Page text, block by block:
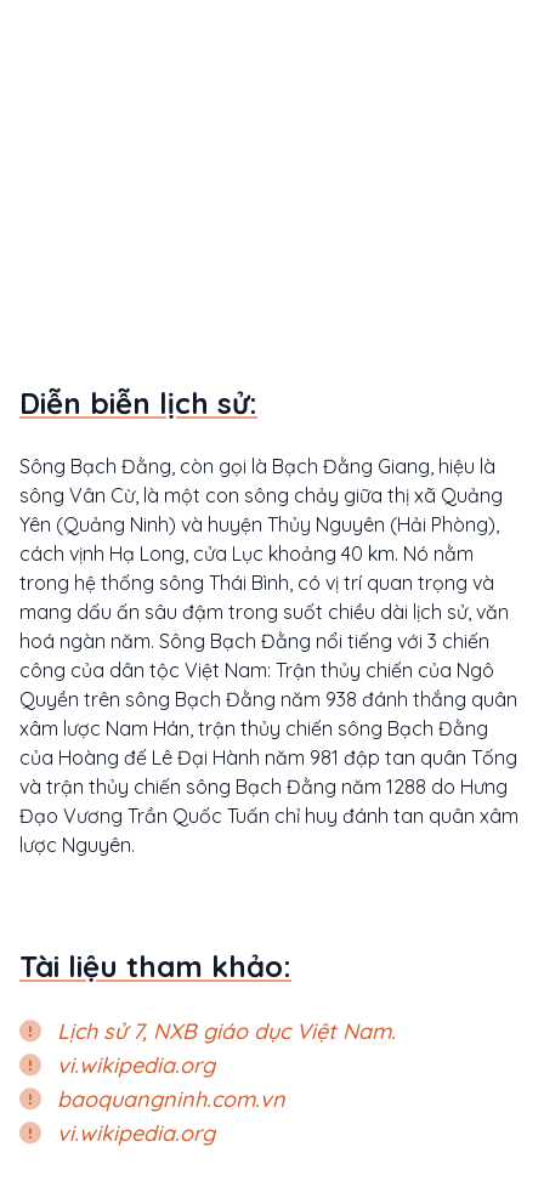
Diễn biễn lịch sử:
Sông Bạch Đằng, còn gọi là Bạch Đằng Giang, hiệu là
sông Vân Cừ, là một con sông chảy giữa thị xã Quảng
Yên (Quảng Ninh) và huyện Thủy Nguyên (Hải Phòng),
cách vịnh Hạ Long, cửa Lục khoảng 40 km. Nó nằm
trong hệ thống sông Thái Bình, có vị trí quan trọng và
mang dấu ấn sâu đậm trong suốt chiều dài lịch sử, văn
hoá ngàn năm. Sông Bạch Đằng nổi tiếng với 3 chiến
công của dân tộc Việt Nam: Trận thủy chiến của Ngô
Quyền trên sông Bạch Đằng năm 938 đánh thắng quân
xâm lược Nam Hán, trận thủy chiến sông Bạch Đằng
của Hoàng đế Lê Đại Hành năm 981 đập tan quân Tống
và trận thủy chiến sông Bạch Đằng năm 1288 do Hưng
Đạo Vương Trần Quốc Tuấn chỉ huy đánh tan quân xâm
lược Nguyên.
Tài liệu tham khảo:
Lịch sử 7, NXB giáo dục Việt Nam.
vi.wikipedia.org
baoquangninh.com.vn
vi.wikipedia.org